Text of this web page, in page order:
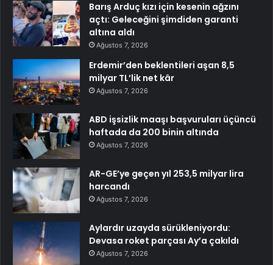
Barış Arduç kızı için kesenin ağzını
açtı: Geleceğini şimdiden garanti
altına aldı
Ağustos 7, 2026
Erdemir’den beklentileri aşan 8,5
milyar TL’lik net kâr
Ağustos 7, 2026
ABD işsizlik maaşı başvuruları üçüncü
haftada da 200 binin altında
Ağustos 7, 2026
AR-GE’ye geçen yıl 253,5 milyar lira
harcandı
Ağustos 7, 2026
Aylardır uzayda sürükleniyordu:
Devasa roket parçası Ay’a çakıldı
Ağustos 7, 2026